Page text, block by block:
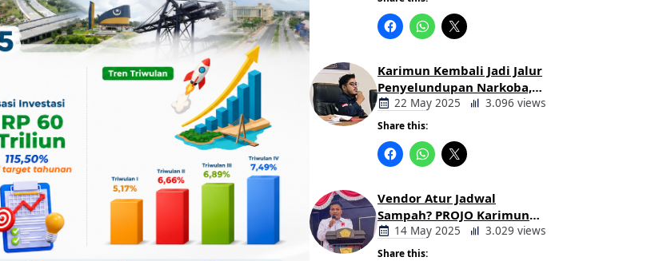
Keadilan
Karimun Kembali Jadi Jalur
Penyelundupan Narkoba,
Mahasiswa Desak Pemkab
dan Aparat Bertindak Tegas
22 May 2025 3.096 views
Share this:
Vendor Atur Jadwal
Sampah? PROJO Karimun
Kritik Usulan PT AGB
14 May 2025 3.029 views
Share this: